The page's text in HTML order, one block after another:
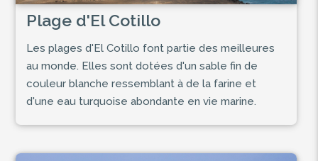
Plage d'El Cotillo
Les plages d'El Cotillo font partie des meilleures
au monde. Elles sont dotées d'un sable fin de
couleur blanche ressemblant à de la farine et
d'une eau turquoise abondante en vie marine.